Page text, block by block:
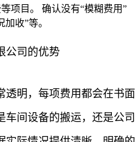
项目。 确认没有“模糊费用”
收”等。
公司的优势
透明，每项费用都会在书面
车间设备的搬运，还是公司